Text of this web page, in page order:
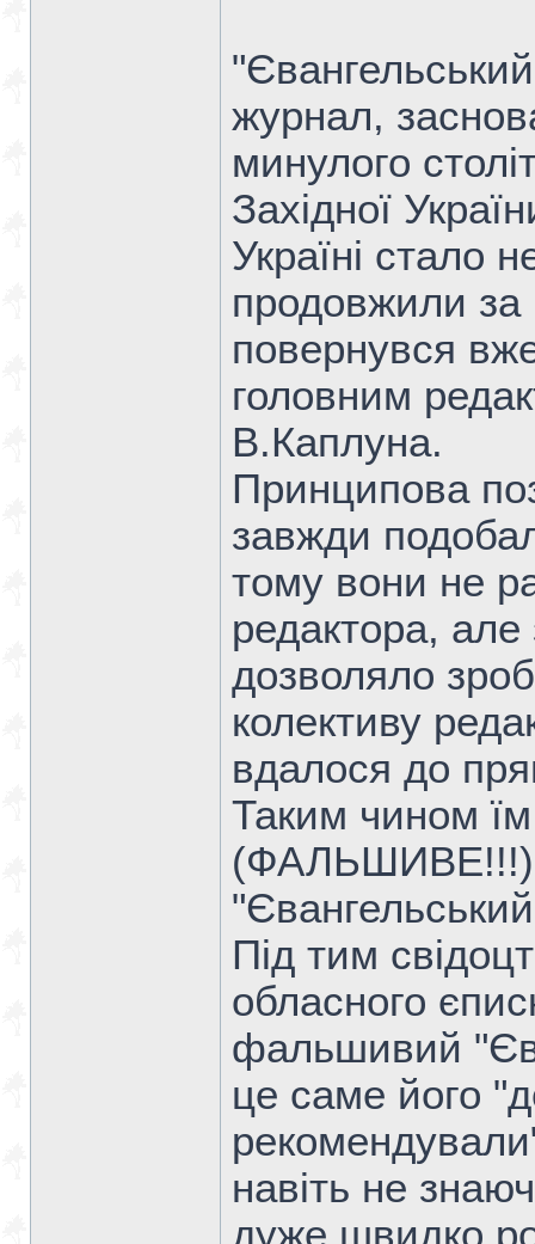
журнал,
минулого
Західної
Україні стало
продовжили за
повернувся
головним
В.Каплуна.
Принципова
завжди
тому вони не
редактора, але
дозволяло
колективу
вдалося до
Таким чином
(ФАЛЬШИВЕ!!!)
Під тим
обласного
фальшивий
це саме його
навіть не
дуже швидко